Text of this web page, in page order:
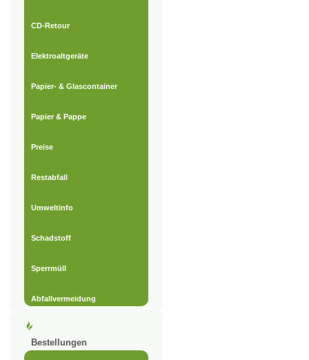
CD-Retour
Elektroaltgeräte
Papier- & Glascontainer
Papier & Pappe
Preise
Restabfall
Umweltinfo
Schadstoff
Sperrmüll
Abfallvermeidung
Bestellungen